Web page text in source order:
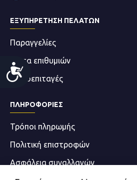
Accessibility
ΕΞΥΠΗΡΕΤΗΣΗ ΠΕΛΑΤΩΝ
Παραγγελίες
Λίστα επιθυμιών
Δωροεπιταγές
ΠΛΗΡΟΦΟΡΊΕΣ
Τρόποι πληρωμής
Πολιτική επιστροφών
Ασφάλεια συναλλαγών